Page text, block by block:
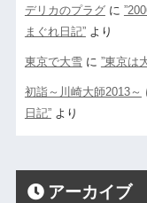
デリカのプラグに
まぐれ日記”より
東京で大雪に ”東京は
初詣～川崎大師2013～
日記”より
アーカイブ